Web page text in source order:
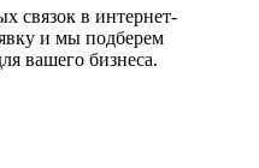
связок в интернет-
и мы подберем
вашего бизнеса.